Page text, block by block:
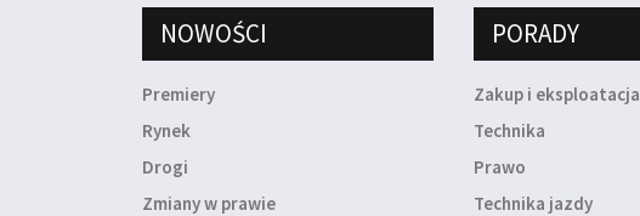
NOWOŚCI
Premiery
Rynek
Drogi
Zmiany w prawie
PORADY
Zakup i eksploatacja
Technika
Prawo
Technika jazdy